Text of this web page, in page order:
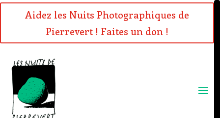
Aidez les Nuits Photographiques de
Pierrevert ! Faites un don !